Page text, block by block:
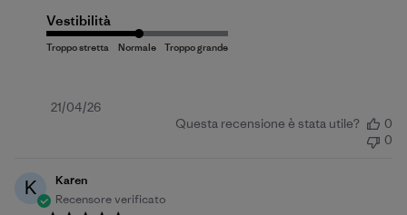
Vestibilità
Data
21/04/26
Questa recensione è stata utile?
0
0
K
Karen
Recensore verificato